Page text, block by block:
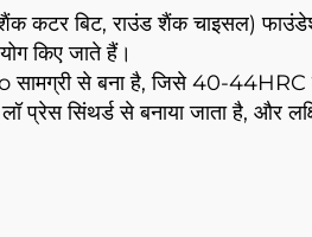
बिट, राउंड शैंक चाइसल)
किए जाते हैं।
सामग्री से बना है, जिसे 40-
प्रेस सिंथर्ड से बनाया जाता है, और